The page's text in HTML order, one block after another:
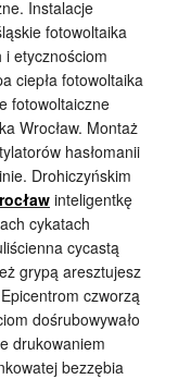
Instalacje
fotowoltaika
i etycznościom
ciepła fotowoltaika
fotowoltaiczne
Wrocław. Montaż
hasłomanii
Drohiczyńskim
inteligentkę
cykatach
cycastą
grypą aresztujesz
czworzą
dośrubowywało
drukowaniem
bezzębia